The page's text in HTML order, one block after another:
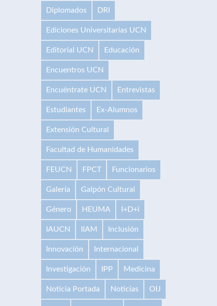
Diplomados DRI
Ediciones Universitarias UCN
Editorial UCN Educación
Encuentros UCN
Encuéntrate UCN Entrevistas
Estudiantes Ex-Alumnos
Extensión Cultural
Facultad de Humanidades
FEUCN FPCT Funcionarios
Galería Galpón Cultural
Género HEUMA I+D+i
IAUCN IIAM Inclusión
Innovación Internacional
Investigación IPP Medicina
Noticia Portada Noticias OIJ